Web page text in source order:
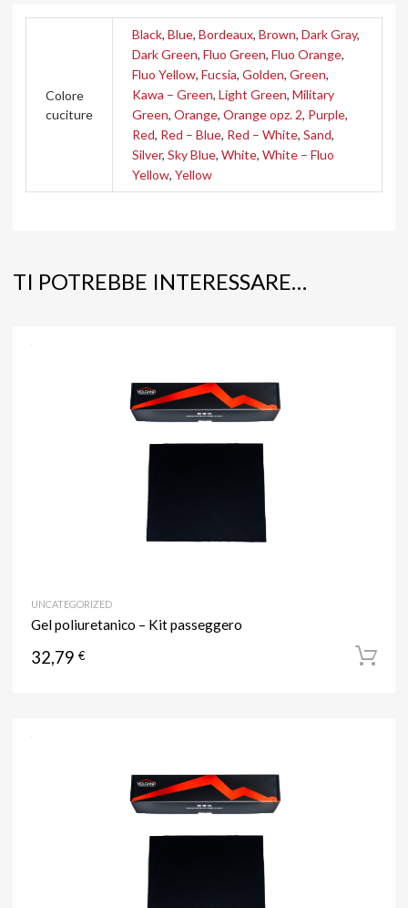
Colore
cuciture
Black, Blue, Bordeaux, Brown, Dark Gray,
Dark Green, Fluo Green, Fluo Orange,
Fluo Yellow, Fucsia, Golden, Green,
Kawa – Green, Light Green, Military
Green, Orange, Orange opz. 2, Purple,
Red, Red – Blue, Red – White, Sand,
Silver, Sky Blue, White, White – Fluo
Yellow, Yellow
TI POTREBBE INTERESSARE…
UNCATEGORIZED
Gel poliuretanico – Kit passeggero
32,79 €